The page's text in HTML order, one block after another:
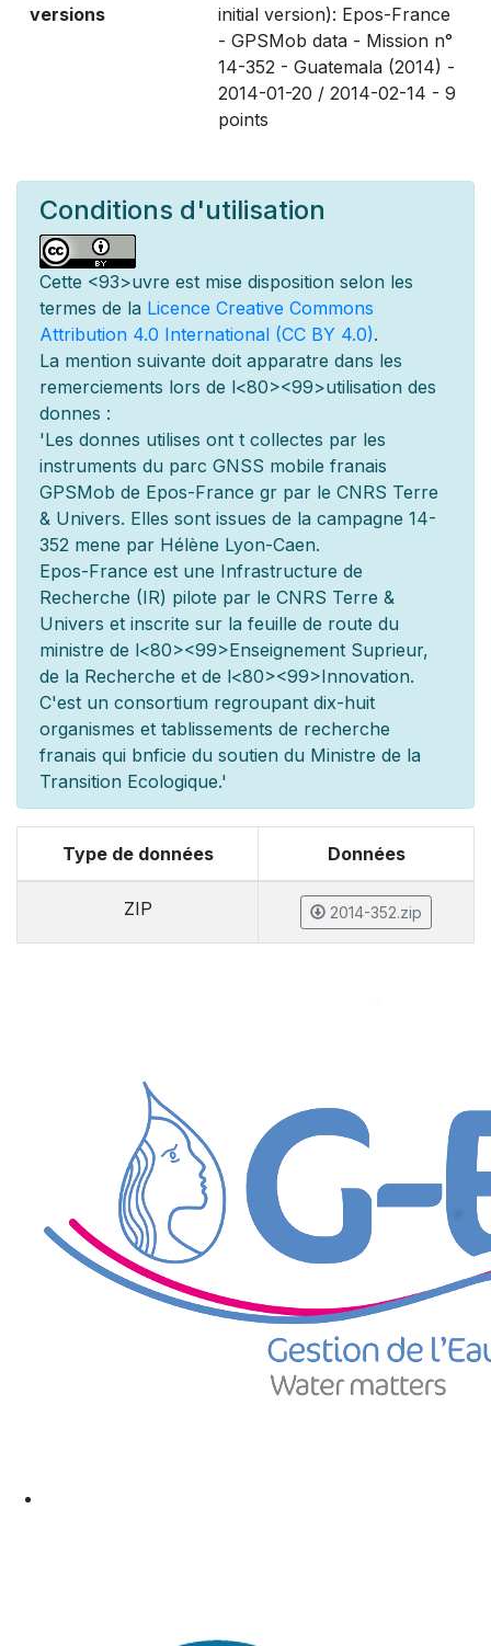
versions
initial version): Epos-France
- GPSMob data - Mission n°
14-352 - Guatemala (2014) -
2014-01-20 / 2014-02-14 - 9
points
Conditions d'utilisation
Cette <93>uvre est mise disposition selon les
termes de la Licence Creative Commons
Attribution 4.0 International (CC BY 4.0).
La mention suivante doit apparatre dans les
remerciements lors de l<80><99>utilisation des
donnes :
'Les donnes utilises ont t collectes par les
instruments du parc GNSS mobile franais
GPSMob de Epos-France gr par le CNRS Terre
& Univers. Elles sont issues de la campagne 14-
352 mene par Hélène Lyon-Caen.
Epos-France est une Infrastructure de
Recherche (IR) pilote par le CNRS Terre &
Univers et inscrite sur la feuille de route du
ministre de l<80><99>Enseignement Suprieur,
de la Recherche et de l<80><99>Innovation.
C'est un consortium regroupant dix-huit
organismes et tablissements de recherche
franais qui bnficie du soutien du Ministre de la
Transition Ecologique.'
Type de données Données
ZIP 2014-352.zip